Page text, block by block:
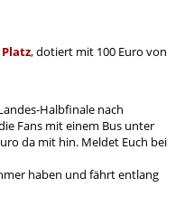
Platz, dotiert mit 100 Euro von
Halbfinale nach
Fans mit einem Bus unter
da mit hin. Meldet Euch bei
haben und fährt entlang